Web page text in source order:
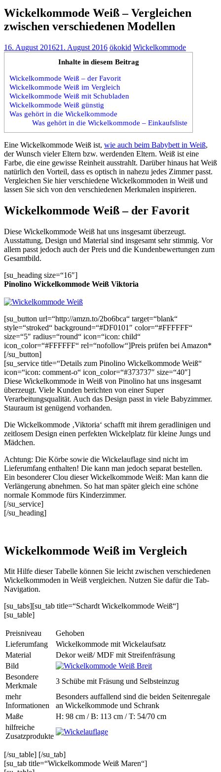
Wickelkommode Weiß – Vergleichen
zwischen verschiedenen Modellen
16. August 201621. August 2016 ökokid Wickelkommode
Inhalte in diesem Beitrag
Wickelkommode Weiß – der Favorit
Wickelkommode Weiß im Vergleich
Wickelkommode Weiß mit Schubladen
Wickelkommode Weiß günstig
Was gehört in die Wickelkommode
Was gehört in die Wickelkommode – Einkaufsliste
Eine Wickelkommode Weiß ist, wie auch beim Babybett in Weiß,
der Wunsch vieler Eltern bzw. werdenden Eltern. Weiß ist eine
Farbe, die eine gewisse Reinheit ausstrahlt. Darüber hinaus hat Weiß
natürlich den Vorteil, dass es optisch in nahezu jedes Zimmer passt.
Vergleichen Sie hier verschiedene Wickelkommoden in Weiß und
lassen Sie sich von den verschiedenen Merkmalen inspirieren.
Wickelkommode Weiß – der Favorit
Diese Wickelkommode Weiß hat uns insgesamt überzeugt.
Ausstattung, Design und Material sind insgesamt sehr stimmig. Vor
allem passt jedoch auch der Preis und die Kundenbewertungen zum
Gesamtbild.
[su_heading size=“16″]
Pinolino Wickelkommode Weiß Viktoria
[su_button url=“http://amzn.to/2bo6bca“ target=“blank“
style=“stroked“ background=“#DF0101″ color=“#FFFFFF“
size=“5″ radius=“round“ icon=“icon: child“
icon_color=“#FFFFFF“ rel=“nofollow“]Preis prüfen bei Amazon*
[/su_button]
[su_service title=“Details zum Pinolino Wickelkommode Weiß“
icon=“icon: comment-o“ icon_color=“#373737″ size=“40″]
Diese Wickelkommode in Weiß von Pinolino hat uns insgesamt
überzeugt. Viele Kunden berichten von einer Super
Verarbeitungsqualität. Auch das Design passt in viele Babyzimmer.
Stauraum ist genügend vorhanden.
Die Wickelkommode ‚Viktoria‘ schafft mit ihrem geradlinigen und
zeitlosem Design einen perfekten Wickelplatz für kleine Jungs und
Mädchen.
Achtung: Die Körbe sowie die Wickelauflage sind nicht im
Lieferumfang enthalten! Die kann man jedoch separat bestellen.
Ein besonderer Clou dieser Wickelkommode Weiß: Man kann die
Verlängerung abnehmen. So hat man später gleich eine schöne
normale Kommode fürs Kinderzimmer.
[/su_service]
[/su_heading]
Wickelkommode Weiß im Vergleich
Mit Hilfe dieser Tabelle können Sie leicht zwischen verschiedenen
Wickelkommoden in Weiß vergleichen. Nutzen Sie dafür die Tab-
Navigation.
[su_tabs][su_tab title=“Schardt Wickelkommode Weiß“]
[su_table]
Preisniveau
Gehoben
Lieferumfang
Wickelkommode mit Wickelaufsatz
Material
Dekor weiß/ MDF mit Streifenfräsung
Bild
Besondere
Merkmale
3 Schübe mit Fräsung und Selbsteinzug
mehr
Informationen
Besonders auffallend sind die beiden Seitenregale
an Wickelkommode und Schrank
Maße
H: 98 cm / B: 113 cm / T: 54/70 cm
hilfreiche
Zusatzprodukte
[/su_table] [/su_tab]
[su_tab title=“Wickelkommode Weiß Maren“]